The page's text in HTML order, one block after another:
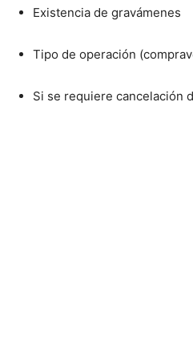
Existencia de gravámenes
Tipo de operación
Si se requiere cancelación